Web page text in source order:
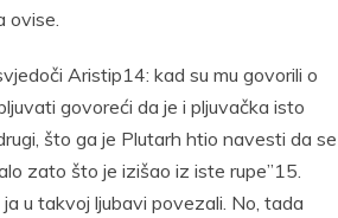
ovise.
Aristip14: kad su mu govorili o
govoreći da je i pljuvačka isto
što ga je Plutarh htio navesti da se
zato što je izišao iz iste rupe”15.
u takvoj ljubavi povezali. No, tada